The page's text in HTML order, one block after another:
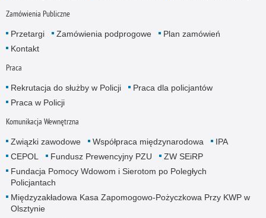
Zamówienia Publiczne
Przetargi Zamówienia podprogowe
Plan zamówień
Kontakt
Praca
Rekrutacja do służby w Policji
Praca dla policjantów
Praca w Policji
Komunikacja Wewnętrzna
Związki zawodowe Współpraca międzynarodowa
IPA
CEPOL
Fundusz Prewencyjny PZU
ZW SEiRP
Fundacja Pomocy Wdowom i Sierotom po Poległych
Policjantach
Międzyzakładowa Kasa Zapomogowo-Pożyczkowa Przy KWP w
Olsztynie